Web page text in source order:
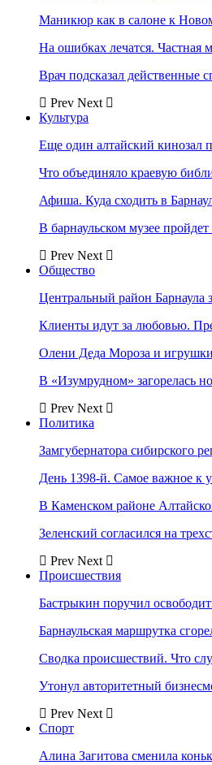
Маникюр как в салоне к
На ошибках лечатся. Частная
Врач подсказал действенные
Prev Next
Культура
Еще один алтайский кинозал
Что объединяло краевую
Афиша. Куда сходить в
В барнаульском музее
Prev Next
Общество
Центральный район Барнаула
Клиенты идут за любовью.
Олени Деда Мороза и игрушки
В «Изумрудном» загорелась
Prev Next
Политика
Замгубернатора сибирского
День 1398-й. Самое важное к
В Каменском районе
Зеленский согласился на
Prev Next
Происшествия
Бастрыкин поручил
Барнаульская маршрутка
Сводка происшествий. Что
Утонул авторитетный
Prev Next
Спорт
Алина Загитова сменила